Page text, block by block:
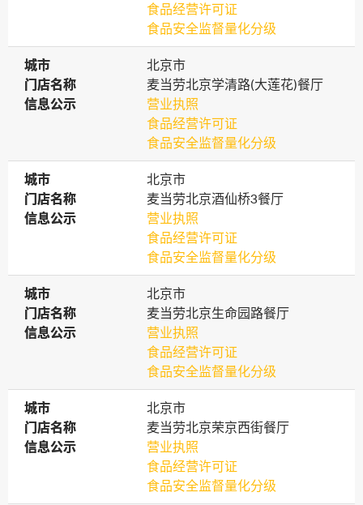
食品经营许可证
食品安全监督量化分级
城市
城市
北京市
门店名称
门店名称
麦当劳北京学清路(大莲花)餐厅
信息公示
信息公示
营业执照
食品经营许可证
食品安全监督量化分级
城市
城市
北京市
门店名称
门店名称
麦当劳北京酒仙桥3餐厅
信息公示
信息公示
营业执照
食品经营许可证
食品安全监督量化分级
城市
城市
北京市
门店名称
门店名称
麦当劳北京生命园路餐厅
信息公示
信息公示
营业执照
食品经营许可证
食品安全监督量化分级
城市
城市
北京市
门店名称
门店名称
麦当劳北京荣京西街餐厅
信息公示
信息公示
营业执照
食品经营许可证
食品安全监督量化分级